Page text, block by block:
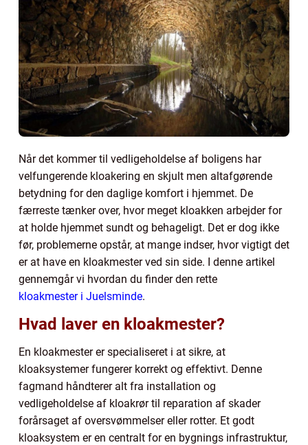
Når det kommer til vedligeholdelse af boligens har
velfungerende kloakering en skjult men altafgørende
betydning for den daglige komfort i hjemmet. De
færreste tænker over, hvor meget kloakken arbejder for
at holde hjemmet sundt og behageligt. Det er dog ikke
før, problemerne opstår, at mange indser, hvor vigtigt det
er at have en kloakmester ved sin side. I denne artikel
gennemgår vi hvordan du finder den rette
kloakmester i Juelsminde.
Hvad laver en kloakmester?
En kloakmester er specialiseret i at sikre, at
kloaksystemer fungerer korrekt og effektivt. Denne
fagmand håndterer alt fra installation og
vedligeholdelse af kloakrør til reparation af skader
forårsaget af oversvømmelser eller rotter. Et godt
kloaksystem er en centralt for en bygnings infrastruktur,